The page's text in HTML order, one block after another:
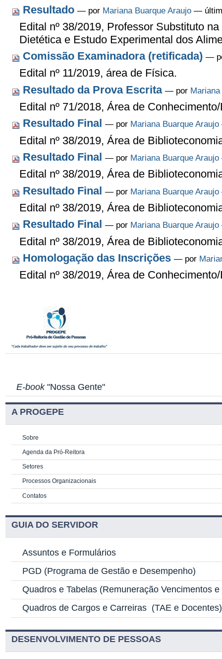
Resultado — por Mariana Buarque Araujo —
Edital nº 38/2019, Professor Substituto
Dietética e Estudo Experimental dos
Comissão Examinadora (retificada) —
Edital nº 11/2019, área de Física.
Resultado da Prova Escrita — por
Edital nº 71/2018, Área de
Resultado Final
— por Mariana Buarque Araujo
Edital nº 38/2019, Área de
Resultado Final — por Mariana Buarque Araujo
Edital nº 38/2019, Área de
Resultado Final — por Mariana Buarque Araujo
Edital nº 38/2019, Área de
Resultado Final
— por Mariana Buarque Araujo
Edital nº 38/2019, Área de
Homologação das Inscrições — por
Edital nº 38/2019, Área de
E-book"Nossa Gente"
A PROGEPE
Sobre
Agenda da Pró-Reitora
Setores
Processos Organizacionais
Contatos
GUIA DO SERVIDOR
Assuntos e Formulários
PGD (Programa de Gestão e Desempenho)
Quadros e Tabelas (Remuneração Vencimentos
Quadros de Cargos e Carreiras (TAE e Docentes)
DESENVOLVIMENTO DE PESSOAS